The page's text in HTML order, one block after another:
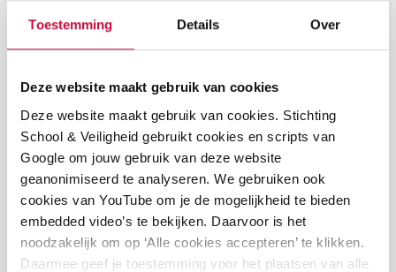
Toestemming Details Over
Deze website maakt gebruik van cookies
Deze website maakt gebruik van cookies. Stichting
School & Veiligheid gebruikt cookies en scripts van
Google om jouw gebruik van deze website
geanonimiseerd te analyseren. We gebruiken ook
cookies van YouTube om je de mogelijkheid te bieden
embedded video’s te bekijken. Daarvoor is het
noodzakelijk om op ‘Alle cookies accepteren’ te klikken.
Daarmee geef je toestemming voor het plaatsen van alle
Zo werkt het Calamiteitenteam